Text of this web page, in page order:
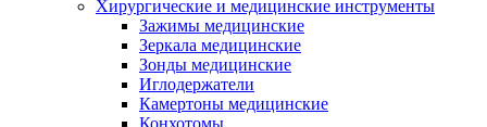
Хирургические и медицинские инструменты
Зажимы медицинские
Зеркала медицинские
Зонды медицинские
Иглодержатели
Камертоны медицинские